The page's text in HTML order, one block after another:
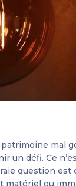
un défi. Ce
question
matériel ou